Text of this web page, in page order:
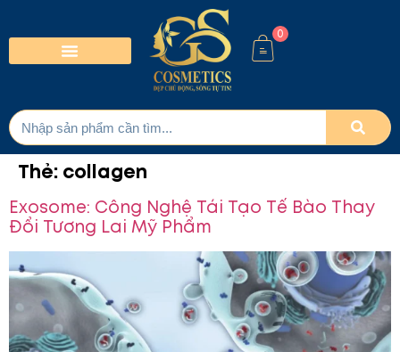
0
Thẻ: collagen
Exosome: Công Nghệ Tái Tạo Tế Bào Thay
Đổi Tương Lai Mỹ Phẩm